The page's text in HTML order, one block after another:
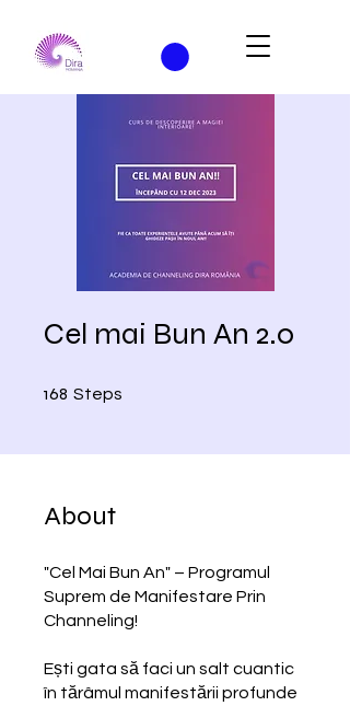
Cel mai Bun An 2.0
168 Steps
About
"Cel Mai Bun An" – Programul
Suprem de Manifestare Prin
Channeling!
Ești gata să faci un salt cuantic
în tărâmul manifestării profunde